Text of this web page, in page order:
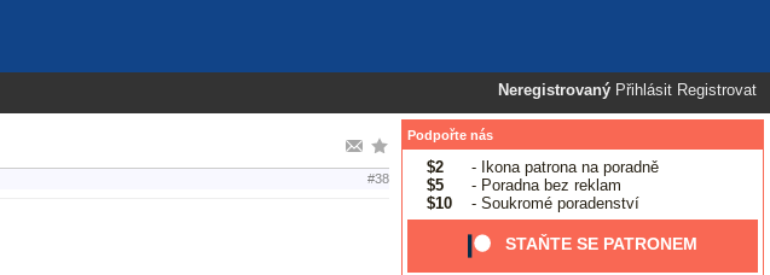
Neregistrovaný Přihlásit Registrovat
#38
Podpořte nás
$2
- Ikona patrona na poradně
$5
- Poradna bez reklam
$10
- Soukromé poradenství
STAŇTE SE PATRONEM